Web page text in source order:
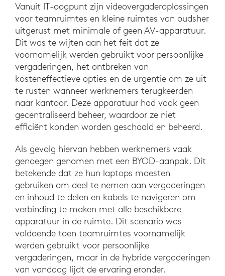
Vanuit IT-oogpunt zijn videovergaderoplossingen
voor teamruimtes en kleine ruimtes van oudsher
uitgerust met minimale of geen AV-apparatuur.
Dit was te wijten aan het feit dat ze
voornamelijk werden gebruikt voor persoonlijke
vergaderingen, het ontbreken van
kosteneffectieve opties en de urgentie om ze uit
te rusten wanneer werknemers terugkeerden
naar kantoor. Deze apparatuur had vaak geen
gecentraliseerd beheer, waardoor ze niet
efficiënt konden worden geschaald en beheerd.
Als gevolg hiervan hebben werknemers vaak
genoegen genomen met een BYOD-aanpak. Dit
betekende dat ze hun laptops moesten
gebruiken om deel te nemen aan vergaderingen
en inhoud te delen en kabels te navigeren om
verbinding te maken met alle beschikbare
apparatuur in de ruimte. Dit scenario was
voldoende toen teamruimtes voornamelijk
werden gebruikt voor persoonlijke
vergaderingen, maar in de hybride vergaderingen
van vandaag lijdt de ervaring eronder.